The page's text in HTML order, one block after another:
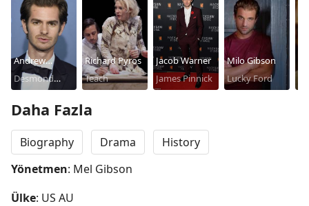
Andrew
Garfield
Desmond
Richard Pyros
Teach
Jacob Warner
James Pinnick
Milo Gibson
Lucky Ford
Daha Fazla
Biography Drama
History
Yönetmen: Mel Gibson
Ülke: US AU